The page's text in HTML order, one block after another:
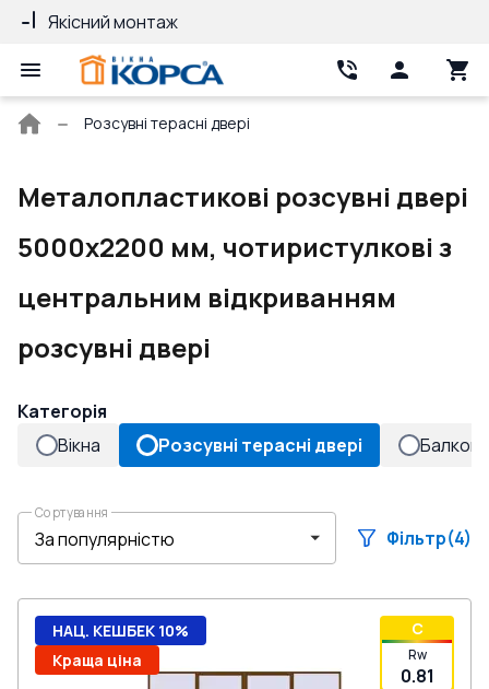
Якісний монтаж
Головна
Розсувні терасні двері
Металопластикові розсувні двері
5000x2200 мм, чотиристулкові з
центральним відкриванням
розсувні двері
Категорія
Вікна
Розсувні терасні двері
Сортування
Фільтр(4)
C
Rw
0.81
НАЦ. КЕШБЕК 10%
Краща ціна